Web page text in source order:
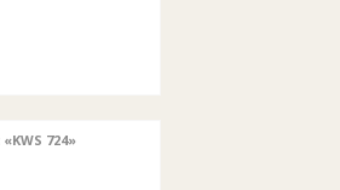
724»